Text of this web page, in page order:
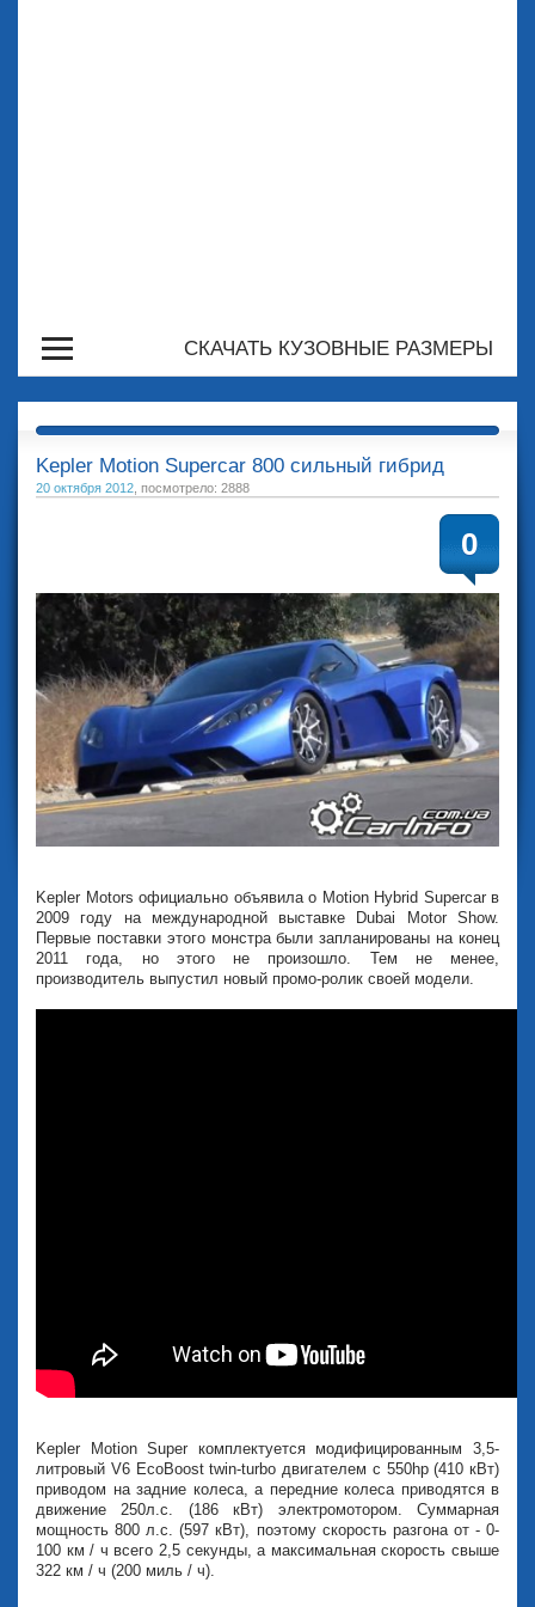
СКАЧАТЬ КУЗОВНЫЕ РАЗМЕРЫ
Kepler Motion Supercar 800 сильный гибрид
20 октября 2012 , посмотрело: 2888
0
Kepler Motors официально объявила о Motion Hybrid Supercar в
2009 году на международной выставке Dubai Motor Show.
Первые поставки этого монстра были запланированы на конец
2011 года, но этого не произошло. Тем не менее,
производитель выпустил новый промо-ролик своей модели.
Kepler Motion Super комплектуется модифицированным 3,5-
литровый V6 EcoBoost twin-turbo двигателем с 550hp (410 кВт)
приводом на задние колеса, а передние колеса приводятся в
движение 250л.с. (186 кВт) электромотором. Суммарная
мощность 800 л.с. (597 кВт), поэтому скорость разгона от - 0-
100 км / ч всего 2,5 секунды, а максимальная скорость свыше
322 км / ч (200 миль / ч).